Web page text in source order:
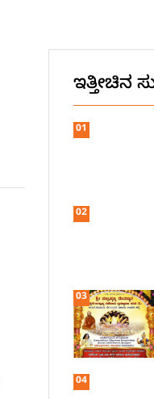
ಇತ್ತೀಚಿನ
01
02
03
04